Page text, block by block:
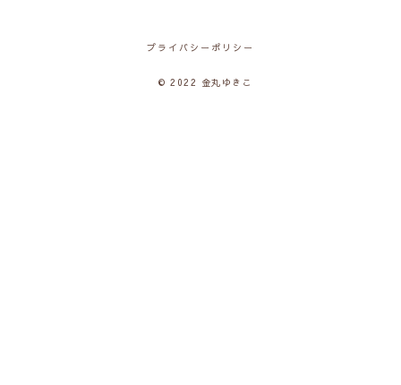
プライバシーポリシー
© 2022 金丸ゆきこ